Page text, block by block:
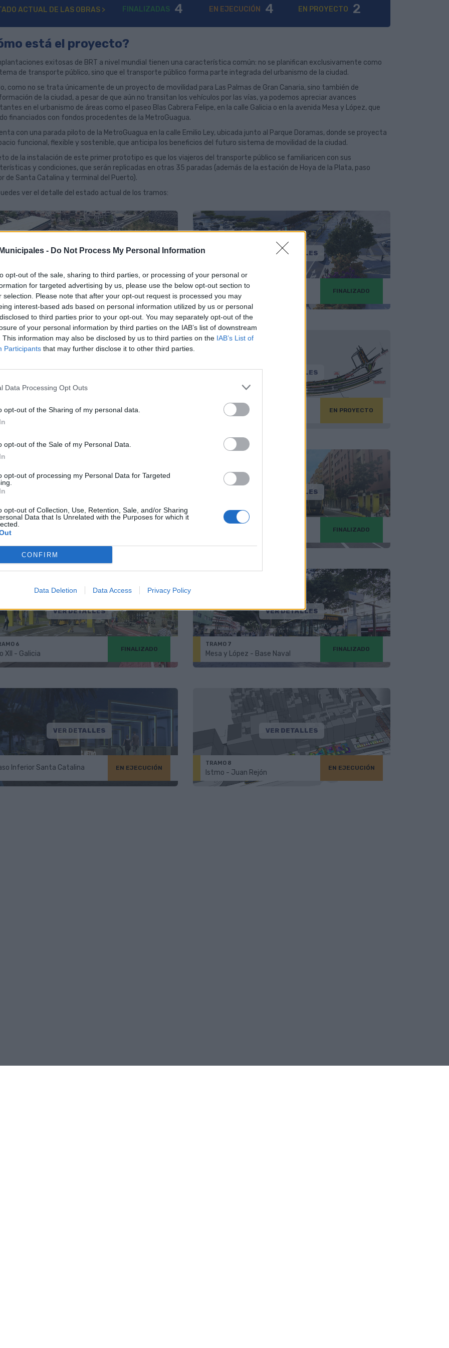
- Do Not Process My Personal Information
opt-out of the sale, sharing to third parties, or processing of your personal or
for targeted advertising by us, please use the below opt-out section to
selection. Please note that after your opt-out request is processed you may
interest-based ads based on personal information utilized by us or personal
to third parties prior to your opt-out. You may separately opt-out of the
of your personal information by third parties on the IAB’s list of downstream
This information may also be disclosed by us to third parties on the IAB’s List of
Participants that may further disclose it to other third parties.
Data Processing Opt Outs
opt-out of the Sharing of my personal data.
opt-out of the Sale of my Personal Data.
opt-out of processing my Personal Data for Targeted
opt-out of Collection, Use, Retention, Sale, and/or Sharing
Data that Is Unrelated with the Purposes for which it
CONFIRM
Data Deletion Data Access Privacy Policy
ACTUAL DE LAS OBRAS > FINALIZADAS 4 EN EJECUCIÓN 4 EN PROYECTO 2
está el proyecto?
exitosas de BRT a nivel mundial tienen una característica común: no se planifican exclusivamente como
de transporte público, sino que el transporte público forma parte integrada del urbanismo de la ciudad.
como no se trata únicamente de un proyecto de movilidad para Las Palmas de Gran Canaria, sino también de
de la ciudad, a pesar de que aún no transitan los vehículos por las vías, ya podemos apreciar avances
en el urbanismo de áreas como el paseo Blas Cabrera Felipe, en la calle Galicia o en la avenida Mesa y López, que
financiados con fondos procedentes de la MetroGuagua.
con una parada piloto de la MetroGuagua en la calle Emilio Ley, ubicada junto al Parque Doramas, donde se proyecta
funcional, flexible y sostenible, que anticipa los beneficios del futuro sistema de movilidad de la ciudad.
de la instalación de este primer prototipo es que los viajeros del transporte público se familiaricen con sus
y condiciones, que serán replicadas en otras 35 paradas (además de la estación de Hoya de la Plata, paso
de Santa Catalina y terminal del Puerto).
ver el detalle del estado actual de los tramos:
VER DETALLES
Hoya de la Plata EN EJECUCIÓN
VER DETALLES
TRAMO 1
Blas Cabrera Felipe
FINALIZADO
de San José
EN EJECUCIÓN
VER DETALLES
TRAMO 3
Vegueta - Frente marítimo
EN PROYECTO
4
Cabrera - San Telmo
VER DETALLES
TRAMO 5
FINALIZADO
VER DETALLES
6
XII - Galicia
FINALIZADO
VER DETALLES
TRAMO 7
Mesa y López - Base Naval
FINALIZADO
VER DETALLES
Inferior Santa Catalina EN EJECUCIÓN
VER DETALLES
TRAMO 8
Istmo - Juan Rejón
EN EJECUCIÓN